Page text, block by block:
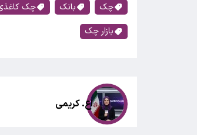
چک بانک چک
بازار چک
اع. کریمی